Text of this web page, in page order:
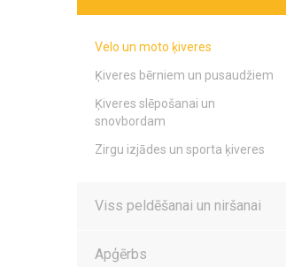
Velo un moto ķiveres
Ķiveres bērniem un pusaudžiem
Ķiveres slēpošanai un
snovbordam
Zirgu izjādes un sporta ķiveres
Viss peldēšanai un niršanai
Apģērbs